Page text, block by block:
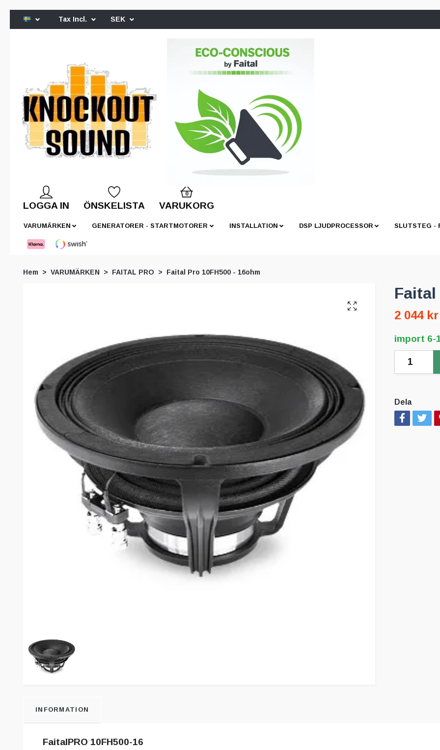
Tax Incl. SEK
LOGGA IN ÖNSKELISTA
0
VARUKORG
VARUMÄRKEN GENERATORER - STARTMOTORER INSTALLATION DSP LJUDPROCESSOR SLUTSTEG -
Hem VARUMÄRKEN FAITAL PRO Faital Pro 10FH500 - 16ohm
Faital
2 044 kr
import 6-
Dela
INFORMATION
FaitalPRO 10FH500-16